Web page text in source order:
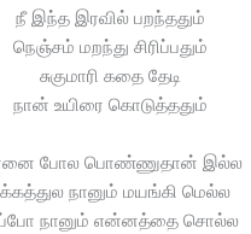
நீ இந்த இரவில் பறந்ததும்
நெஞ்சம் மறந்து சிரிப்பதும்
சுகுமாரி கதை தேடி
நான் உயிரை கொடுத்ததும்
போல பொண்ணுதான் இல்ல
நானும் மயங்கி மெல்ல
நானும் என்னத்தை சொல்ல